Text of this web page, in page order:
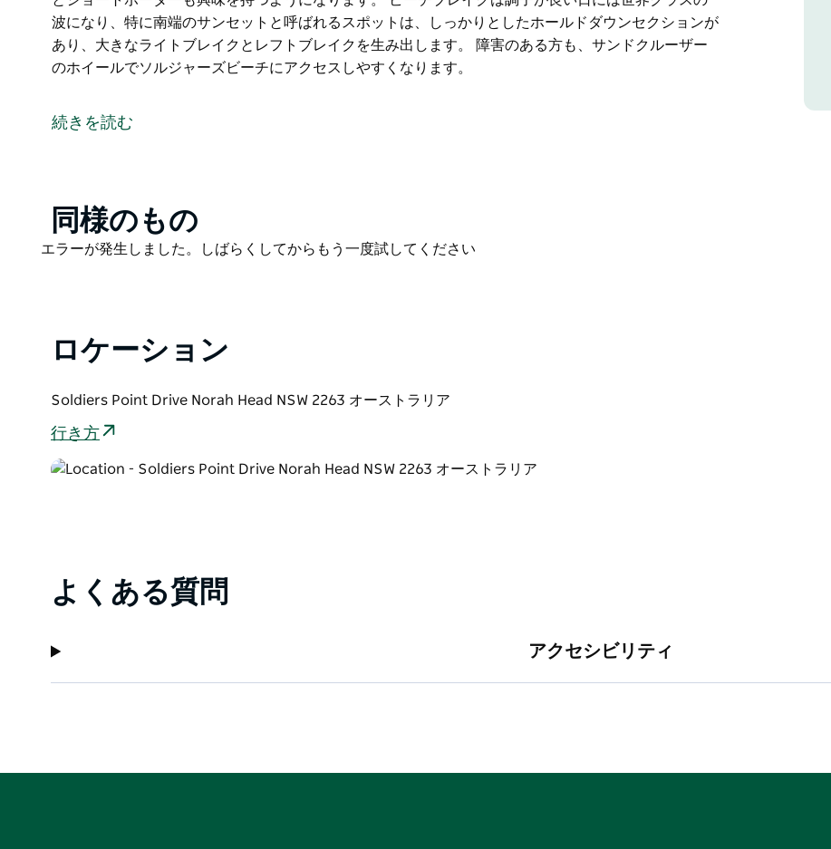
波になり、特に南端のサンセットと呼ばれるスポットは、しっかりとしたホールドダウンセクションが
あり、大きなライトブレイクとレフトブレイクを生み出します。 障害のある方も、サンドクルーザー
のホイールでソルジャーズビーチにアクセスしやすくなります。
夏の北東の風が吹く時期にはボードライダーに人気のスポットです。全長1キロメートルの美しいカー
ブを描くこのビーチには、美しい砂浜のリーフを形成する岩が点在していますが、ボードから落ちる際
イクはロングボーダーに人気ですが、波の高さが2メートルを超えるとショートボーダーも興味を持つ
ようになります。
障害のある方も、サンドクルーザーのホイールでソルジャーズビーチにアクセスしやすくなります。
続きを読む
Product
List
同様のもの
Product
エラーが発生しました。しばらくしてからもう一度試してください
ロケーション
Soldiers Point Drive Norah Head NSW 2263 オーストラリア
行き方
よくある質問
アクセシビリティ